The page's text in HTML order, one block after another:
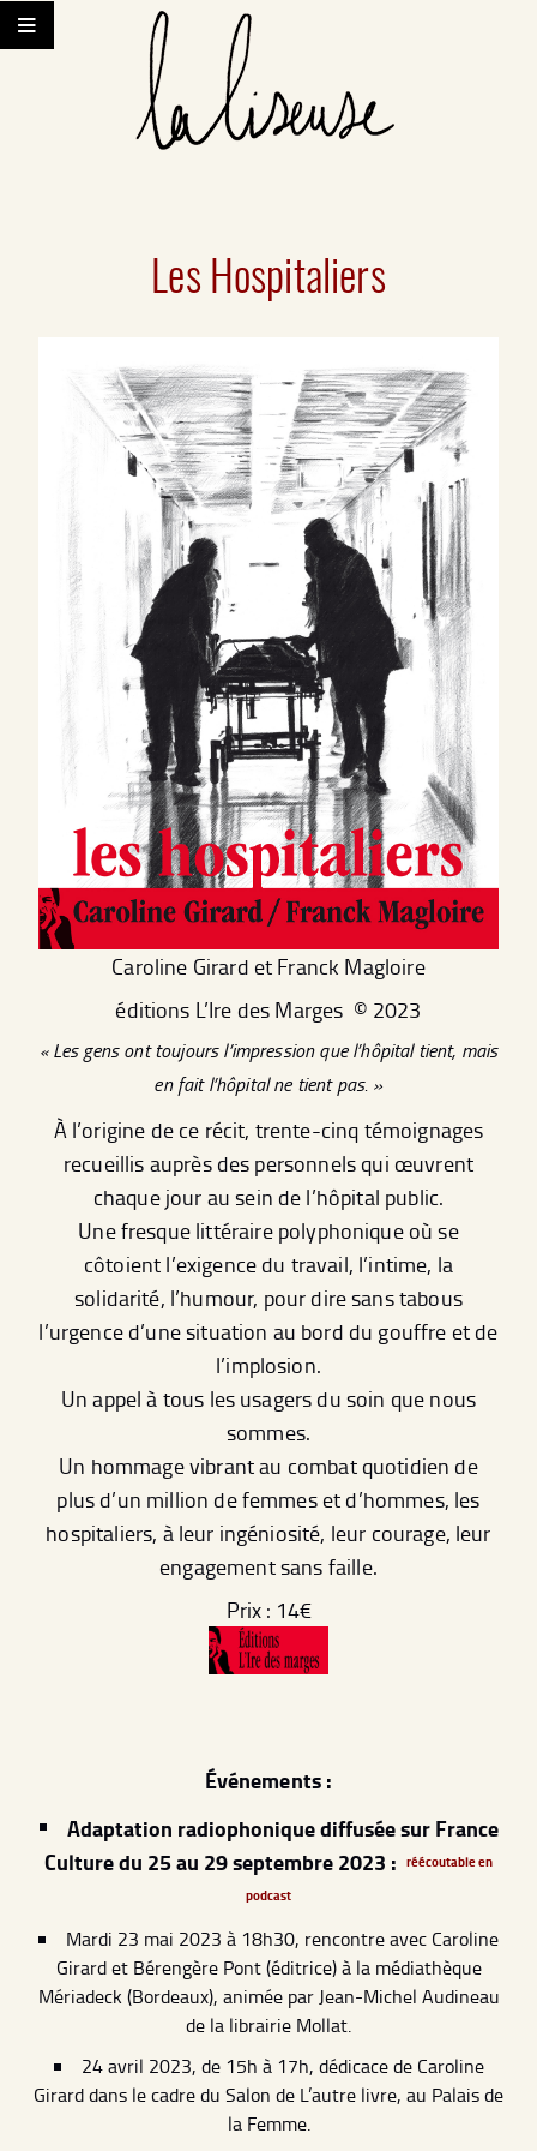
Les Hospitaliers
Caroline Girard et Franck Magloire
éditions L’Ire des Marges © 2023
« Les gens ont toujours l’impression que l’hôpital tient, mais
en fait l’hôpital ne tient pas. »
À l’origine de ce récit, trente-cinq témoignages
recueillis auprès des personnels qui œuvrent
chaque jour au sein de l’hôpital public.
Une fresque littéraire polyphonique où se
côtoient l’exigence du travail, l’intime, la
solidarité, l’humour, pour dire sans tabous
l’urgence d’une situation au bord du gouffre et de
l’implosion.
Un appel à tous les usagers du soin que nous
sommes.
Un hommage vibrant au combat quotidien de
plus d’un million de femmes et d’hommes, les
hospitaliers, à leur ingéniosité, leur courage, leur
engagement sans faille.
Prix : 14€
Événements :
Adaptation radiophonique diffusée sur France
Culture du 25 au 29 septembre 2023 : réécoutable en
podcast
Mardi 23 mai 2023 à 18h30, rencontre avec Caroline
Girard et Bérengère Pont (éditrice) à la médiathèque
Mériadeck (Bordeaux), animée par Jean-Michel Audineau
de la librairie Mollat.
24 avril 2023, de 15h à 17h, dédicace de Caroline
Girard dans le cadre du Salon de L’autre livre, au Palais de
la Femme.